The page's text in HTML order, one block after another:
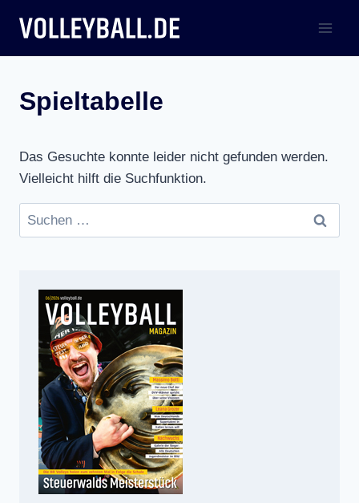
Inhalt
springen
Spieltabelle
Das Gesuchte konnte leider nicht gefunden werden.
Vielleicht hilft die Suchfunktion.
Suchen
nach: